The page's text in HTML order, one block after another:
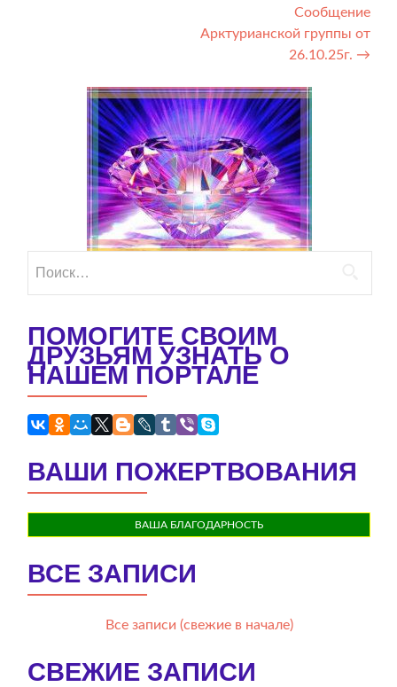
Сообщение
Арктурианской группы от
26.10.25г. →
ПОМОГИТЕ СВОИМ
ДРУЗЬЯМ УЗНАТЬ О
НАШЕМ ПОРТАЛЕ
ВАШИ ПОЖЕРТВОВАНИЯ
ВАША БЛАГОДАРНОСТЬ
ВСЕ ЗАПИСИ
Все записи (свежие в начале)
СВЕЖИЕ ЗАПИСИ